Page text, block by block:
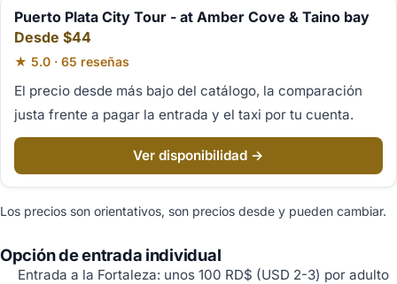
Puerto Plata City Tour - at Amber Cove & Taino bay
Desde $44
★ 5.0 · 65 reseñas
El precio desde más bajo del catálogo, la comparación
justa frente a pagar la entrada y el taxi por tu cuenta.
Ver disponibilidad →
Los precios son orientativos, son precios desde y pueden cambiar.
Opción de entrada individual
Entrada a la Fortaleza: unos 100 RD$ (USD 2-3) por adulto